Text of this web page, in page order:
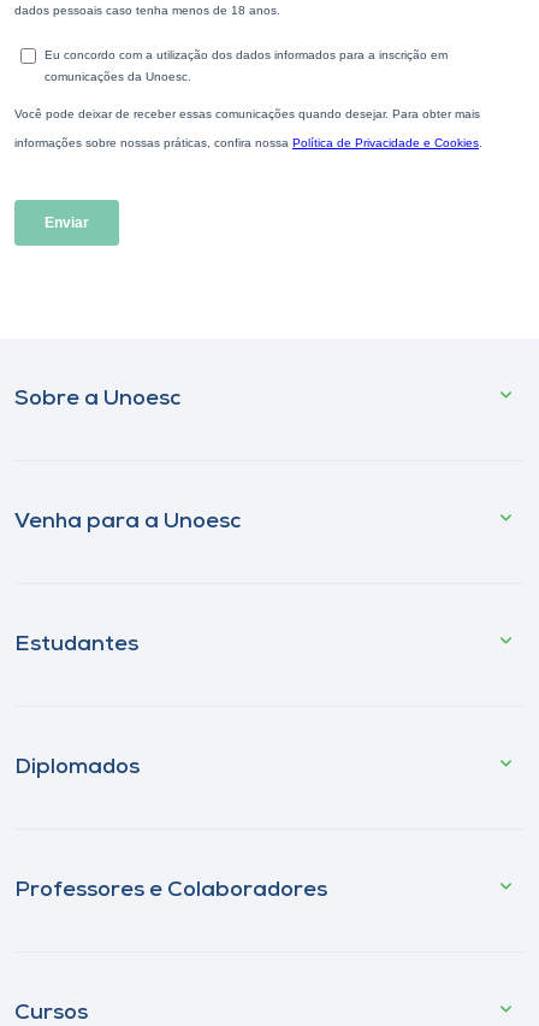
Sobre a Unoesc
Venha para a Unoesc
Estudantes
Diplomados
Professores e Colaboradores
Cursos